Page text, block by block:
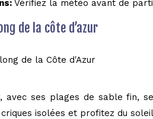
Vérifiez la météo avant de
de la côte d’azur
avec ses plages de sable fin,
isolées et profitez du